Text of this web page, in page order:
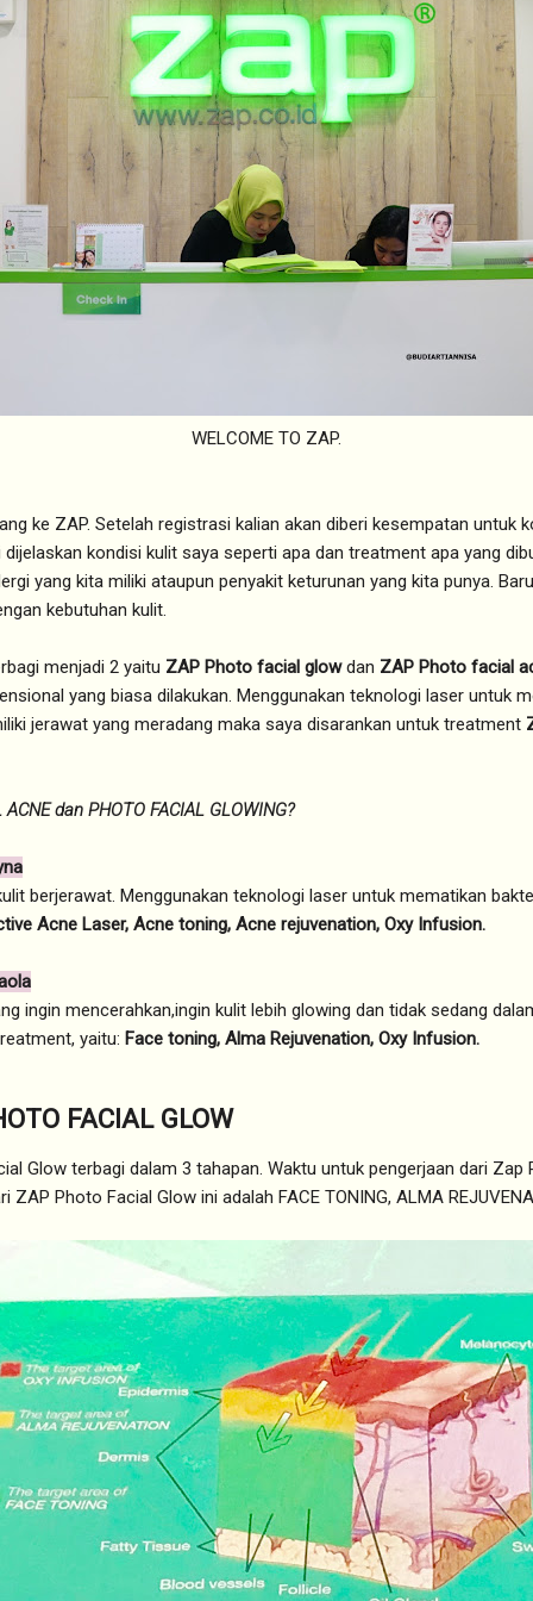
WELCOME TO ZAP.
ke ZAP. Setelah registrasi kalian akan diberi kesempatan untuk
kondisi kulit saya seperti apa dan treatment apa yang
yang kita miliki ataupun penyakit keturunan yang kita punya.
kebutuhan kulit.
menjadi 2 yaitu ZAP Photo facial glowdan ZAP Photo facial
yang biasa dilakukan. Menggunakan teknologi laser untuk
jerawat yang meradang maka saya disarankan untuk treatment
dan PHOTO FACIAL GLOWING?
berjerawat. Menggunakan teknologi laser untuk mematikan
Acne Laser, Acne toning, Acne rejuvenation, Oxy Infusion.
ingin mencerahkan,ingin kulit lebih glowing dan tidak sedang
yaitu: Face toning, Alma Rejuvenation, Oxy Infusion.
FACIAL GLOW
Glow terbagi dalam 3 tahapan. Waktu untuk pengerjaan dari
Photo Facial Glow ini adalah FACE TONING, ALMA